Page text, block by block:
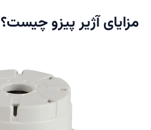
مزایای آژیر پیزو چیست؟